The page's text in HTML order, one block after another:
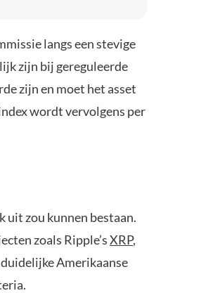
langs een stevige
zijn bij gereguleerde
zijn en moet het asset
wordt vervolgens per
uit zou kunnen bestaan.
zoals Ripple’sXRP,
Amerikaanse